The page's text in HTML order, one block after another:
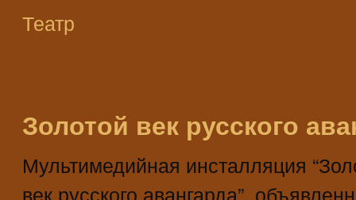
Театр
Золотой век русского
Мультимедийная инсталляция
век русского авангарда”,